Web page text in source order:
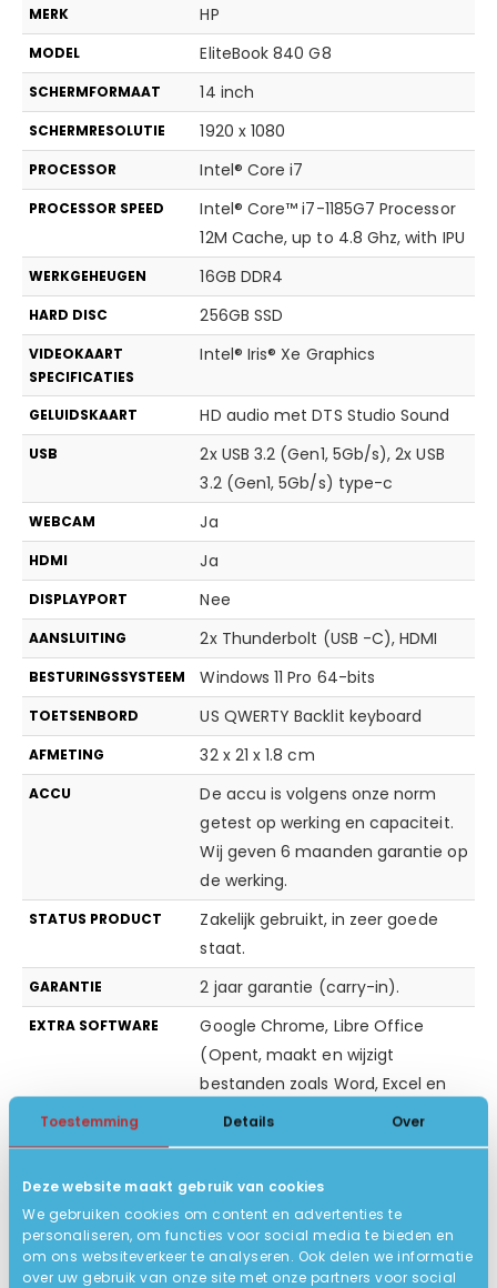
Toestemming Details Over
Deze website maakt gebruik van cookies
We gebruiken cookies om content en advertenties te
personaliseren, om functies voor social media te bieden en
om ons websiteverkeer te analyseren. Ook delen we informatie
over uw gebruik van onze site met onze partners voor social
MERK HP
MODEL EliteBook 840 G8
SCHERMFORMAAT 14 inch
SCHERMRESOLUTIE 1920 x 1080
PROCESSOR Intel® Core i7
PROCESSOR SPEED
Intel® Core™ i7-1185G7 Processor
12M Cache, up to 4.8 Ghz, with IPU
WERKGEHEUGEN 16GB DDR4
HARD DISC 256GB SSD
VIDEOKAART
SPECIFICATIES
Intel® Iris® Xe Graphics
GELUIDSKAART HD audio met DTS Studio Sound
USB
2x USB 3.2 (Gen1, 5Gb/s), 2x USB
3.2 (Gen1, 5Gb/s) type-c
WEBCAM Ja
HDMI Ja
DISPLAYPORT Nee
AANSLUITING 2x Thunderbolt (USB -C), HDMI
BESTURINGSSYSTEEM Windows 11 Pro 64-bits
TOETSENBORD US QWERTY Backlit keyboard
AFMETING 32 x 21 x 1.8 cm
ACCU
De accu is volgens onze norm
getest op werking en capaciteit.
Wij geven 6 maanden garantie op
de werking.
STATUS PRODUCT
Zakelijk gebruikt, in zeer goede
staat.
GARANTIE 2 jaar garantie (carry-in).
EXTRA SOFTWARE
Google Chrome, Libre Office
(Opent, maakt en wijzigt
bestanden zoals Word, Excel en
Powerpoint), Foxit Reader, VLC
Mediaplayer, Windows Defender
BLUETOOTH Ja
INSTALLATIE
Deze Windows laptop is direct
klaar voor gebruik, even